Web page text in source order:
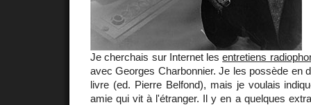
Je cherchais sur Internet lesentretiens
avec Georges Charbonnier. Je les possède en
livre (ed. Pierre Belfond), mais je voulais
amie qui vit à l'étranger. Il y en a quelques